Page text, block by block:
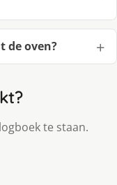
de oven?
te staan.